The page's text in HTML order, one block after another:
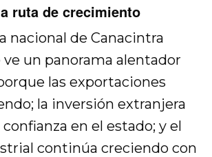
ruta de crecimiento
nacional de Canacintra
un panorama alentador
las exportaciones
la inversión extranjera
en el estado; y el
continúa creciendo con